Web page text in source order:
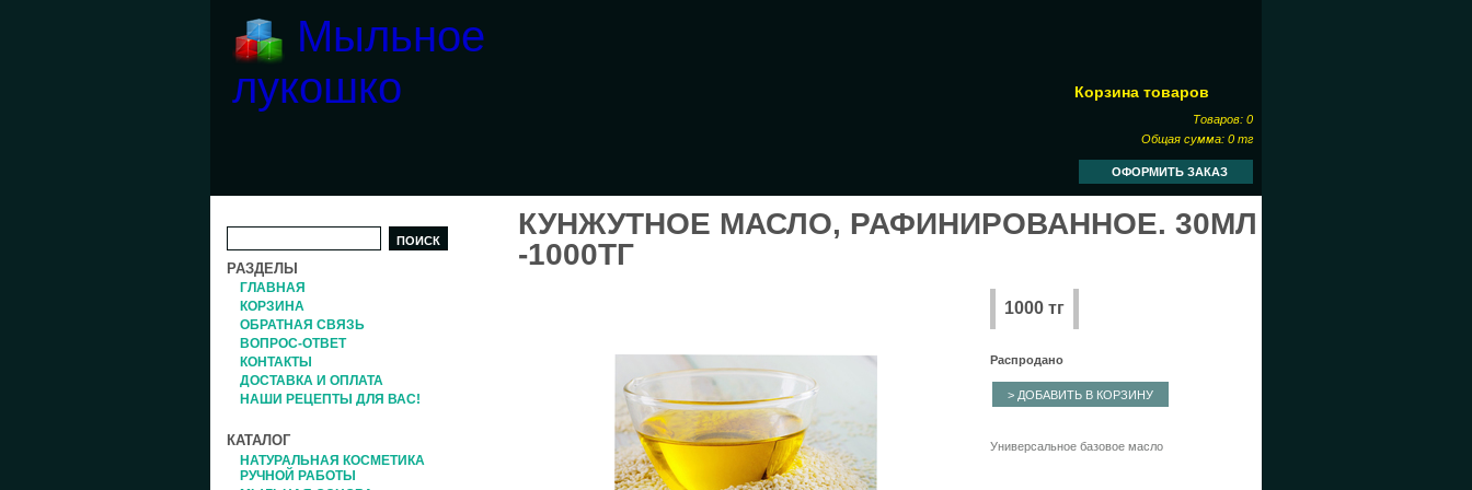
Мыльное
лукошко
Корзина товаров
Товаров: 0
Общая сумма: 0 тг
ОФОРМИТЬ ЗАКАЗ
РАЗДЕЛЫ
ГЛАВНАЯ
КОРЗИНА
ОБРАТНАЯ СВЯЗЬ
ВОПРОС-ОТВЕТ
КОНТАКТЫ
ДОСТАВКА И ОПЛАТА
НАШИ РЕЦЕПТЫ ДЛЯ ВАС!
КАТАЛОГ
НАТУРАЛЬНАЯ КОСМЕТИКА
РУЧНОЙ РАБОТЫ
КУНЖУТНОЕ МАСЛО, РАФИНИРОВАННОЕ. 30МЛ
-1000ТГ
1000 тг
Распродано
Универсальное базовое масло